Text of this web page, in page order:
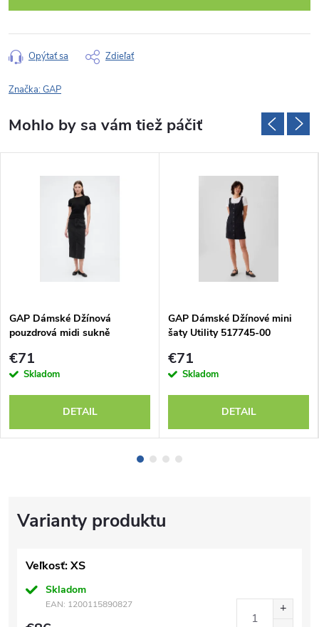
Opýtať sa Zdieľať
Značka:GAP
Veľkosť: XS
Skladom
EAN: 1200115890827
GAP Dámské Džínová
pouzdrová midi sukně
€71
Skladom
DETAIL
GAP Dámské Džínové mini
šaty Utility 517745-00
€71
Skladom
DETAIL